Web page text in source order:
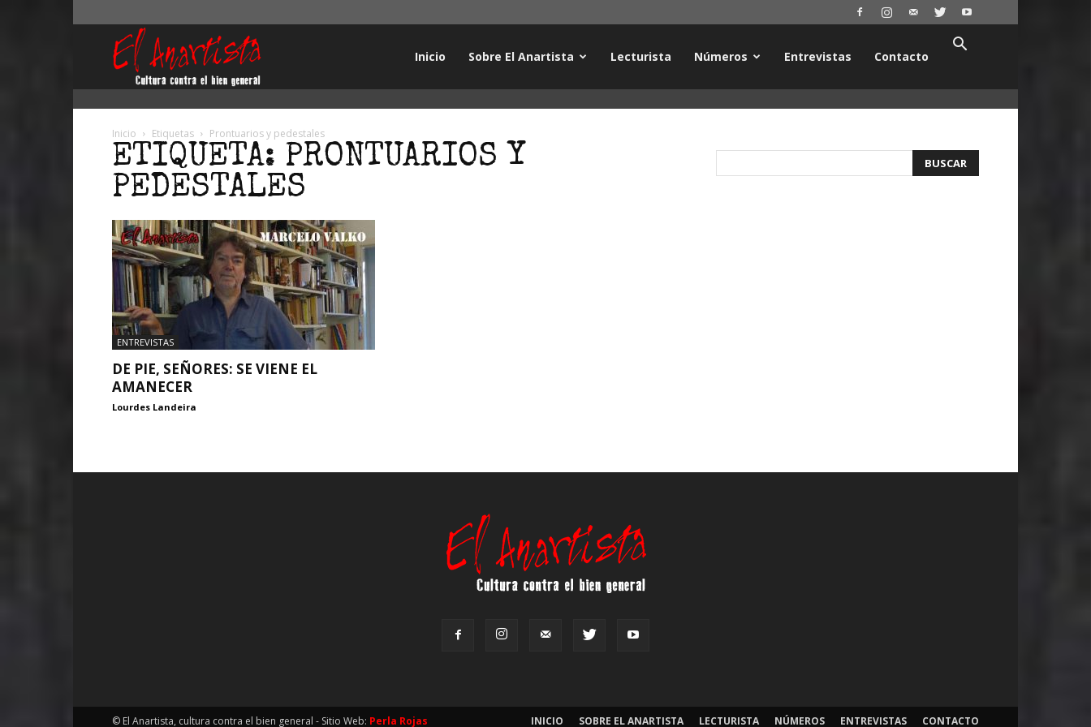
Inicio Sobre El Anartista Lecturista Números Entrevistas Contacto
Inicio Etiquetas Prontuarios y pedestales
ETIQUETA: PRONTUARIOS Y
PEDESTALES
ENTREVISTAS
DE PIE, SEÑORES: SE VIENE EL
AMANECER
Lourdes Landeira
INICIO SOBRE EL ANARTISTA LECTURISTA NÚMEROS ENTREVISTAS CONTACTO
© El Anartista, cultura contra el bien general - Sitio Web: Perla Rojas